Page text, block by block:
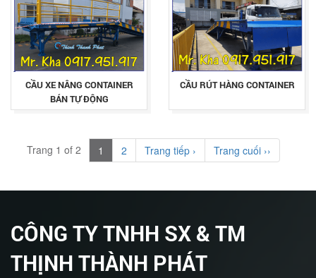
CẦU XE NÂNG CONTAINER
BÁN TỰ ĐỘNG
CẦU RÚT HÀNG CONTAINER
Trang 1 of 2 1 2 Trang tiếp › Trang cuối ››
CÔNG TY TNHH SX & TM
THỊNH THÀNH PHÁT